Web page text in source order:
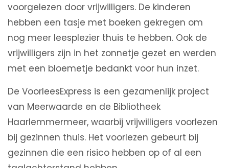
voorgelezen door vrijwilligers. De kinderen
hebben een tasje met boeken gekregen om
nog meer leesplezier thuis te hebben. Ook de
vrijwilligers zijn in het zonnetje gezet en werden
met een bloemetje bedankt voor hun inzet.
De VoorleesExpress is een gezamenlijk project
van Meerwaarde en de Bibliotheek
Haarlemmermeer, waarbij vrijwilligers voorlezen
bij gezinnen thuis. Het voorlezen gebeurt bij
gezinnen die een risico hebben op of al een